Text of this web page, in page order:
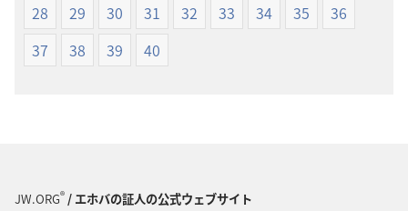
界
界
28
29 30 31 32 33 34 35
36
37
38 39 40
JW.ORG®/ エホバの証人の公式ウェブサイト